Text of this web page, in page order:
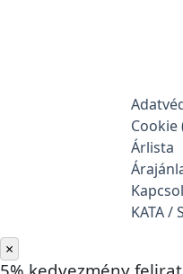
Cookie
Árlista
KATA /
×